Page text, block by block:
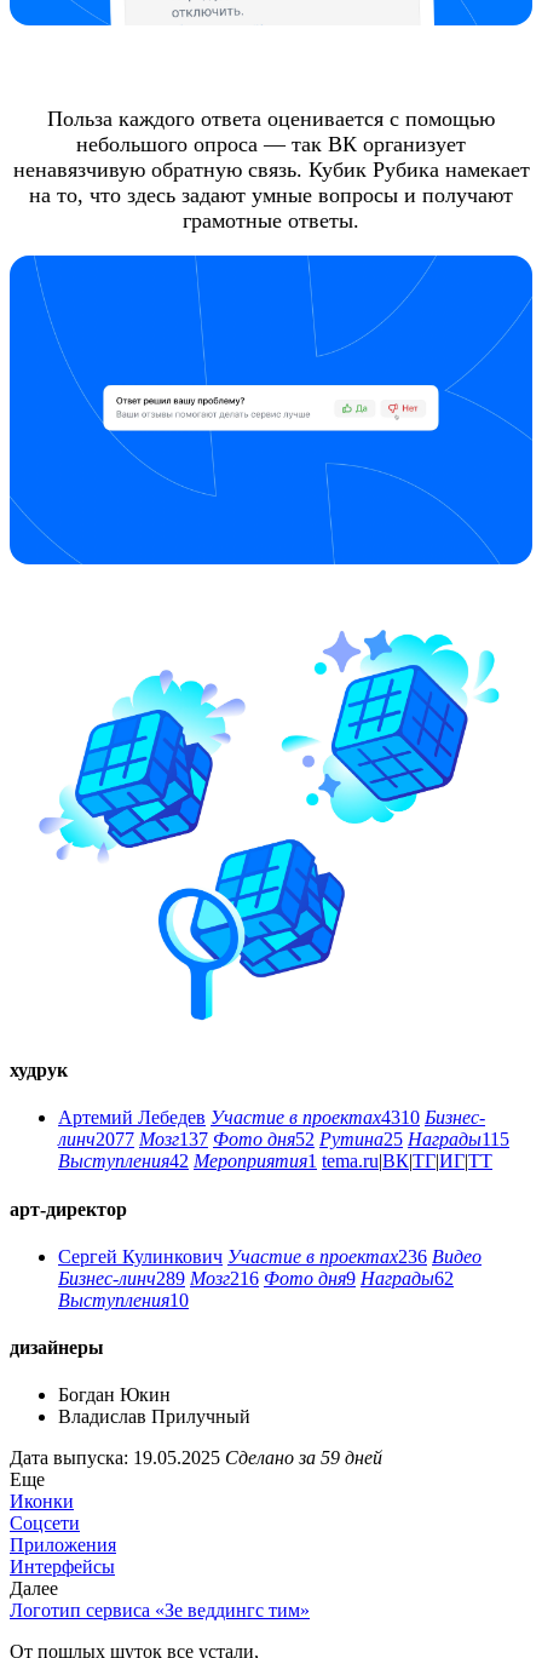
Польза каждого ответа оценивается с помощью
небольшого опроса — так ВК организует
ненавязчивую обратную связь. Кубик Рубика намекает
на то, что здесь задают умные вопросы и получают
грамотные ответы.
худрук
Артемий Лебедев Участие в проектах4310 Бизнес-
линч2077 Мозг137 Фото дня52 Рутина25 Награды115
Выступления42 Мероприятия1 tema.ru|ВК|ТГ|ИГ|ТТ
арт-директор
Сергей Кулинкович Участие в проектах236 Видео
Бизнес-линч289 Мозг216 Фото дня9 Награды62
Выступления10
дизайнеры
Богдан Юкин
Владислав Прилучный
Дата выпуска: 19.05.2025 Сделано за 59 дней
Еще
Иконки
Соцсети
Приложения
Интерфейсы
Далее
Логотип сервиса «Зе веддингс тим»
От пошлых шуток все устали,